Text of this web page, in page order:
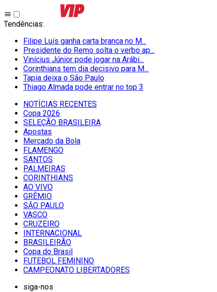
Tendências:
Filipe Luís ganha carta branca no M...
Presidente do Remo solta o verbo ap...
Vinícius Júnior pode jogar na Arábi...
Corinthians tem dia decisivo para M...
Tapia deixa o São Paulo
Thiago Almada pode entrar no top 3
NOTÍCIAS RECENTES
Copa 2026
SELEÇÃO BRASILEIRA
Apostas
Mercado da Bola
FLAMENGO
SANTOS
PALMEIRAS
CORINTHIANS
AO VIVO
GRÊMIO
SĀO PAULO
VASCO
CRUZEIRO
INTERNACIONAL
BRASILEIRÃO
Copa do Brasil
FUTEBOL FEMININO
CAMPEONATO LIBERTADORES
siga-nos